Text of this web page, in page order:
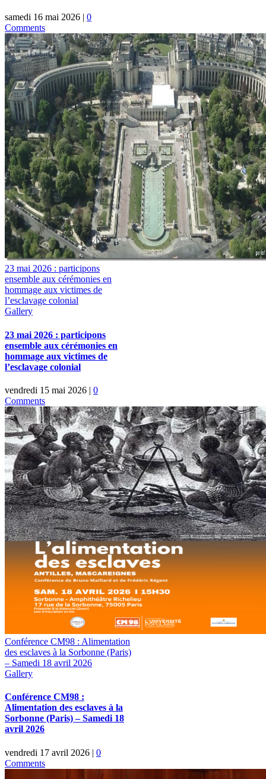
samedi 16 mai 2026 | 0
Comments
23 mai 2026 : participons
ensemble aux cérémonies en
hommage aux victimes de
l’esclavage colonial
Gallery
23 mai 2026 : participons
ensemble aux cérémonies en
hommage aux victimes de
l’esclavage colonial
vendredi 15 mai 2026 | 0
Comments
Conférence CM98 : Alimentation
des esclaves à la Sorbonne (Paris)
– Samedi 18 avril 2026
Gallery
Conférence CM98 :
Alimentation des esclaves à la
Sorbonne (Paris) – Samedi 18
avril 2026
vendredi 17 avril 2026 | 0
Comments